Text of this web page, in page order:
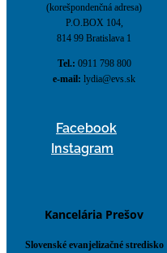
(korešpondenčná adresa)
P.O.BOX 104,
814 99 Bratislava 1
Tel.: 0911 798 800
e-mail: lydia@evs.sk
Facebook
Instagram
Kancelária Prešov
Slovenské evanjelizačné stredisko